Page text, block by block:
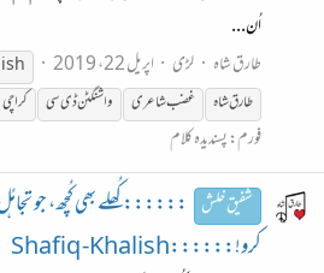
اُن...
طارق شاہ
لڑی اپریل 22، 2019
طارق شاہ
غضب شاعری واشنگٹن ڈی سی کراچی
فورم:پسندیدہ کلام
شفیق خلش :::::: کُھلے بھی کُچھ، جو
کرو!::::::Shafiq -Khalish